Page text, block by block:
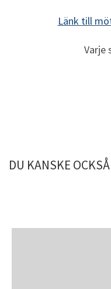
Länk till
Varje
DU KANSKE